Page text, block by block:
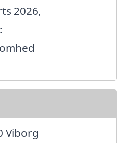
2026,
Viborg